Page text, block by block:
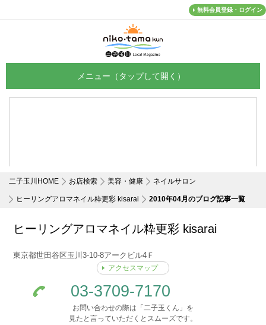
無料会員登録・ログイン
二子玉川HOME お店検索 美容・健康 ネイルサロン
ヒーリングアロマネイル粋更彩 kisarai 2010年04月のブログ記事一覧
ヒーリングアロマネイル粋更彩 kisarai
東京都世田谷区玉川3-10-8アークビル4Ｆ
アクセスマップ
03-3709-7170
お問い合わせの際は「二子玉くん」を
見たと言っていただくとスムーズです。
メニュー